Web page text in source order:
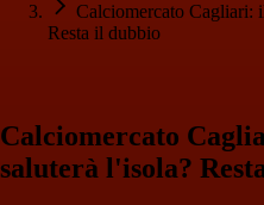
Calciomercato Cagliari:
Resta il dubbio
Calciomercato
saluterà l'isola?